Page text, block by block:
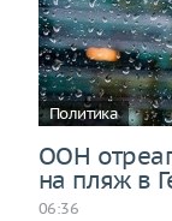
Политика
ООН
на пляж в
06:36